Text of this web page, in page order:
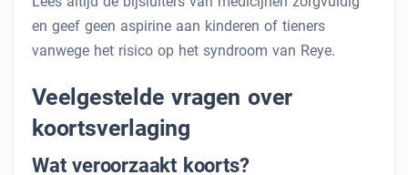
en geef geen aspirine aan kinderen of tieners
vanwege het risico op het syndroom van Reye.
Veelgestelde vragen over
koortsverlaging
Wat veroorzaakt koorts?